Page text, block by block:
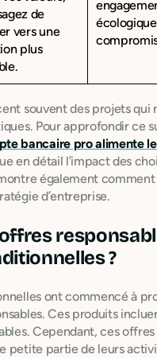
de
vers une
plus
souvent des projets qui
Pour approfondir ce
bancaire pro alimente le
en détail l’impact des
également
d’entreprise.
?
ont commencé à
Ces produits
Cependant, ces
petite partie de leurs